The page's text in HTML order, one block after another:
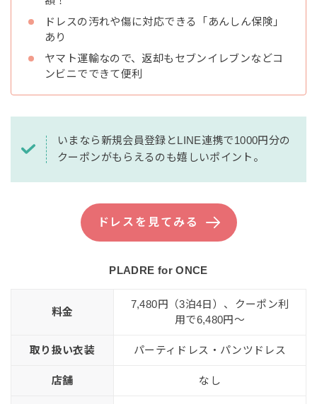
ドレスの汚れや傷に対応できる「あんしん保険」
あり
ヤマト運輸なので、返却もセブンイレブンなどコ
ンビニでできて便利
いまなら新規会員登録とLINE連携で1000円分の
クーポンがもらえるのも嬉しいポイント。
ドレスを見てみる
PLADRE for ONCE
料金
7,480円（3泊4日）、クーポン利
用で6,480円〜
取り扱い衣装 パーティドレス・パンツドレス
店舗 なし